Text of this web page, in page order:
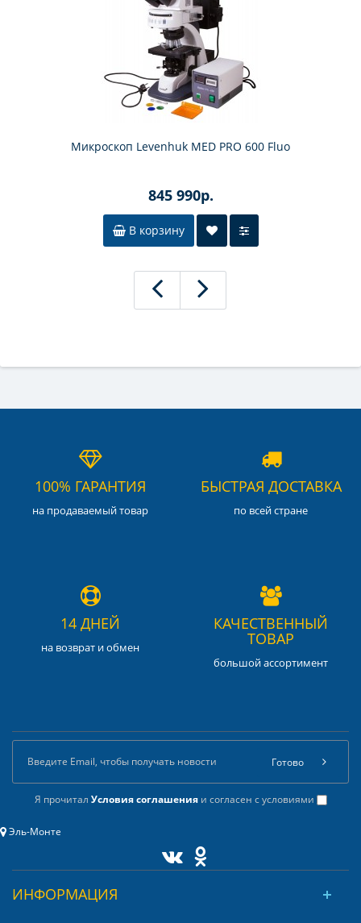
Микроскоп Levenhuk MED PRO 600 Fluo
845 990р.
В корзину
100% ГАРАНТИЯ
на продаваемый товар
БЫСТРАЯ ДОСТАВКА
по всей стране
14 ДНЕЙ
на возврат и обмен
КАЧЕСТВЕННЫЙ
ТОВАР
большой ассортимент
Я прочитал Условия соглашенияи согласен с условиями
Готово
Эль-Монте
ИНФОРМАЦИЯ